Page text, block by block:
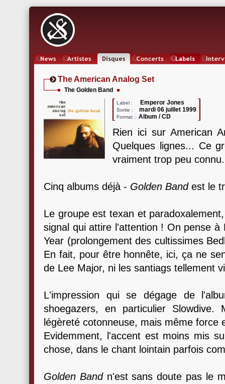
The American Analog Set
The Golden Band
Label : Emperor Jones
Sortie : mardi 06 juillet 1999
Format : Album / CD
Rien ici sur American
Quelques lignes... Ce
vraiment trop peu
Cinq albums déjà - Golden Bandest le
Le groupe est texan et
signal qui attire l'attention ! On pense à
Year (prolongement des cultissimes
En fait, pour être honnête, ici, ça ne
de Lee Major, ni les santiags tellement
L'impression qui se dégage de
shoegazers, en particulier Slowdive.
légèreté cotonneuse, mais même force
Evidemment, l'accent est moins mis
chose, dans le chant lointain parfois
Golden Bandn'est sans doute pas le